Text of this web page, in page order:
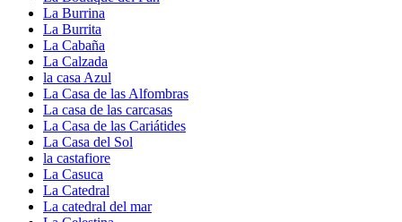
La Burrina
La Burrita
La Cabaña
La Calzada
la casa Azul
La Casa de las Alfombras
La casa de las carcasas
La Casa de las Cariátides
La Casa del Sol
la castafiore
La Casuca
La Catedral
La catedral del mar